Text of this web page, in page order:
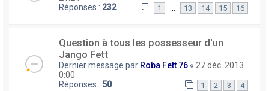
Réponses : 232 1 13 14 15 16
Question à tous les possesseur d'un
Jango Fett
Dernier message par Roba Fett 76 « 27 déc. 2013
0:00
Réponses : 50 1 2 3 4